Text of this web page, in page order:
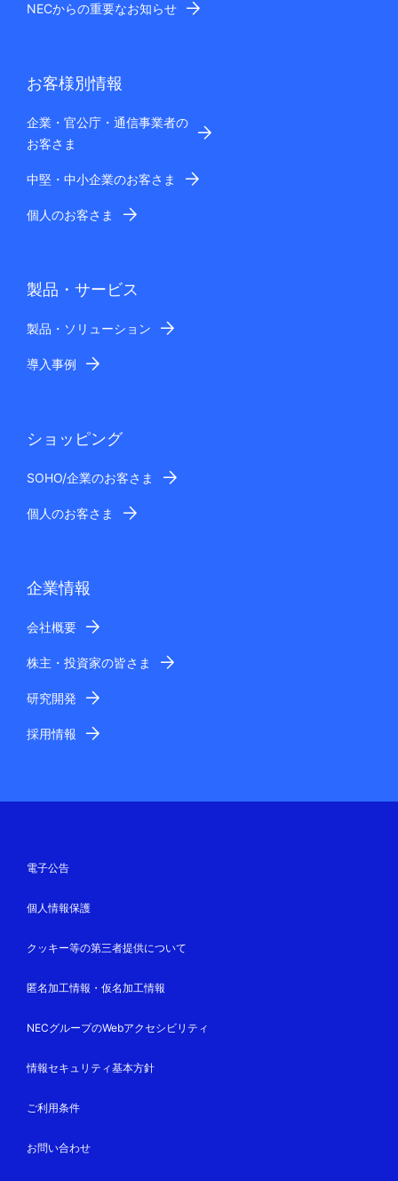
NECからの重要なお知らせ
お客様別情報
企業・官公庁・通信事業者の
お客さま
中堅・中小企業のお客さま
個人のお客さま
製品・サービス
製品・ソリューション
導入事例
ショッピング
SOHO/企業のお客さま
個人のお客さま
企業情報
会社概要
株主・投資家の皆さま
研究開発
採用情報
電子公告
個人情報保護
クッキー等の第三者提供について
匿名加工情報・仮名加工情報
NECグループのWebアクセシビリティ
情報セキュリティ基本方針
ご利用条件
お問い合わせ